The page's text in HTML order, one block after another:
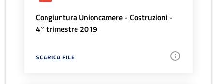
Congiuntura Unioncamere - Costruzioni -
4° trimestre 2019
SCARICA FILE